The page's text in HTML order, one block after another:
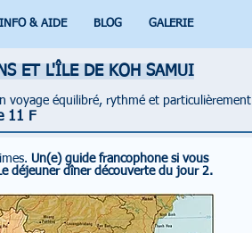
INFO & AIDE BLOG GALERIE
ET L'ÎLE DE KOH SAMUI
voyage équilibré, rythmé et particulièrement
11 F
Un(e) guide francophone si vous
déjeuner dîner découverte du jour 2.